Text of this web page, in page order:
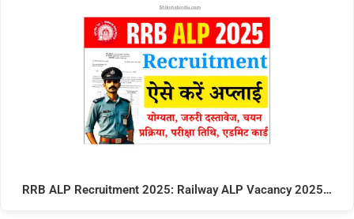
RRB ALP Recruitment 2025: Railway ALP Vacancy 2025…